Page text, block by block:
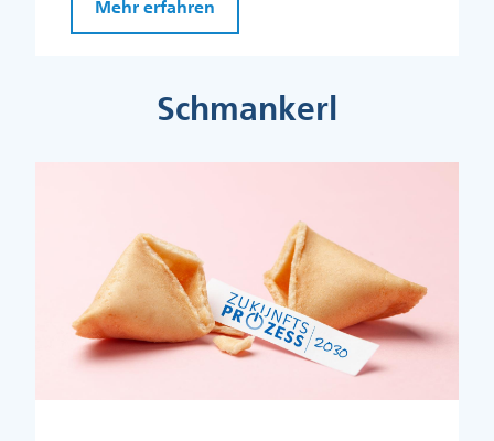
Mehr erfahren
Schmankerl